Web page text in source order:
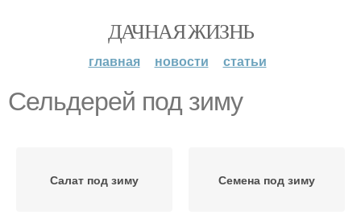
ДАЧНАЯ ЖИЗНЬ
главная новости статьи
Сельдерей под зиму
Салат под зиму Семена под зиму